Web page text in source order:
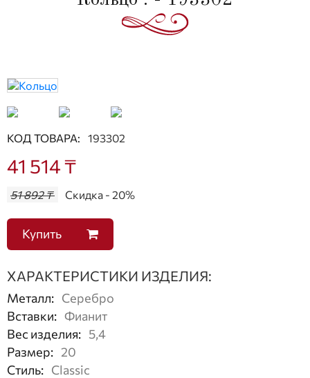
КОД ТОВАРА: 193302
41 514 ₸
51 892 ₸ Скидка - 20%
Купить
ХАРАКТЕРИСТИКИ ИЗДЕЛИЯ:
Металл: Серебро
Вставки: Фианит
Вес изделия: 5,4
Размер: 20
Стиль: Classic